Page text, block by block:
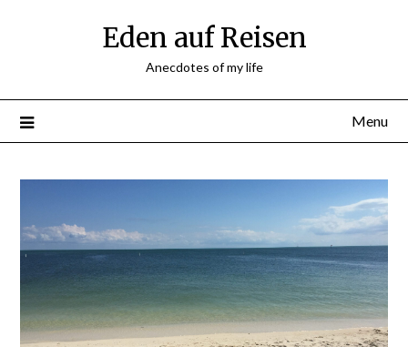
Eden auf Reisen
Anecdotes of my life
Menu